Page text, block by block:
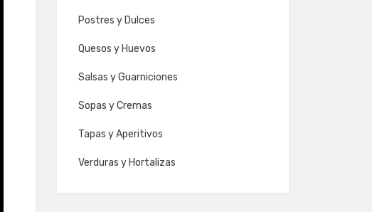
Postres y Dulces
Quesos y Huevos
Salsas y Guarniciones
Sopas y Cremas
Tapas y Aperitivos
Verduras y Hortalizas